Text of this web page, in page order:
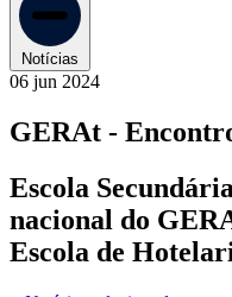
Notícias
06 jun 2024
GERAt -
Escola
nacional do
Escola de